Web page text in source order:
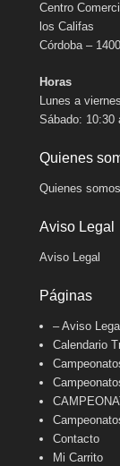
Centro
los Califas
Córdoba –
Horas
Lunes a
Sábado: 10:30
Quienes
Quienes somos
Aviso Legal
Aviso Legal
Páginas
– Aviso Legal
Calendario
Contacto
Mi Carrito